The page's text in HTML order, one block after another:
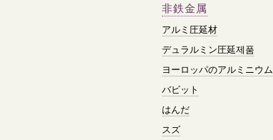
非鉄金属
アルミ圧延材
デュラルミン圧延제품
ヨーロッパのアルミニウム
バビット
はんだ
スズ